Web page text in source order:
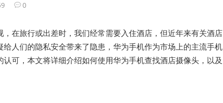
0
在旅行或出差时，我们经常需要入住酒店，但近年来有关酒店
人们的隐私安全带来了隐患，华为手机作为市场上的主流手机
可，本文将详细介绍如何使用华为手机查找酒店摄像头，以及